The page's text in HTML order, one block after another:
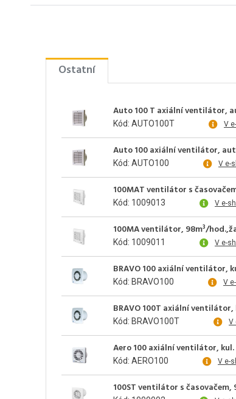
Ostatní
Auto 100 T axiální ventilátor,
Kód: AUTO100T V
Auto 100 axiální ventilátor,
Kód: AUTO100 V e-
100MAT ventilátor s
Kód: 1009013 V e-
100MA ventilátor, 98m³/
Kód: 1009011 V e-
BRAVO 100 axiální ventilátor,
Kód: BRAVO100 V
BRAVO 100T axiální
Kód: BRAVO100T V
Aero 100 axiální ventilátor,
Kód: AERO100 V e-
100ST ventilátor s časovačem,